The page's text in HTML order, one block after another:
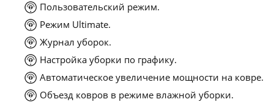
Пользовательский режим.
Режим Ultimate.
Журнал уборок.
Настройка уборки по графику.
Автоматическое увеличение мощности на ковре.
Объезд ковров в режиме влажной уборки.